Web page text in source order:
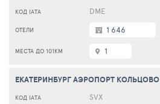
DME
1 646
1
ЕКАТЕРИНБУРГ АЭРОПОРТ КОЛЬЦОВО
SVX